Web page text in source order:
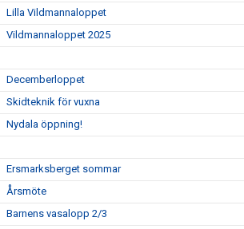
Lilla Vildmannaloppet
Vildmannaloppet 2025
Decemberloppet
Skidteknik för vuxna
Nydala öppning!
Ersmarksberget sommar
Årsmöte
Barnens vasalopp 2/3